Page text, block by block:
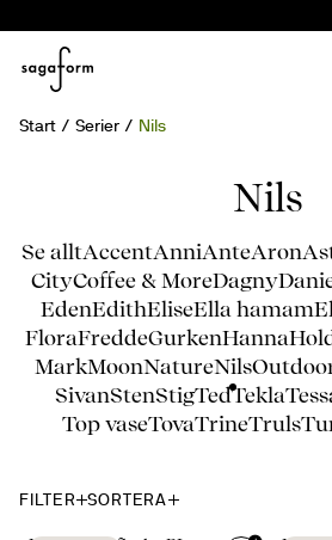
Start Serier Nils
Nils
Se alltAccentAnniAnteAron
CityCoffee & MoreDagny
EdenEdithEliseElla hamam
FloraFreddeGurkenHanna
MarkMoonNatureNils
SivanStenStigTedTekla
Top vaseTovaTrineTruls
FILTER SORTERA